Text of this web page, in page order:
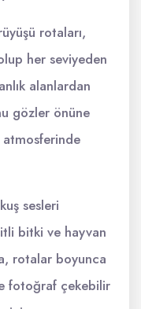
rotaları,
her seviyeden
alanlardan
gözler önüne
sesleri
bitki ve hayvan
rotalar boyunca
fotoğraf çekebilir